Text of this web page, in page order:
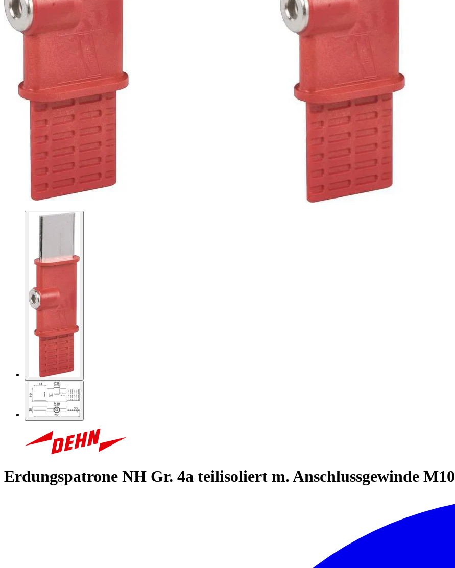
Erdungspatrone NH Gr. 4a teilisoliert m. Anschlussgewinde M10